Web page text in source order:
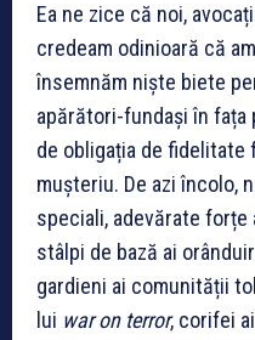
Ea ne zice că noi,
credeam odinioară că
însemnăm niște biete
apărători-fundași în
de obligația de fidelitate
mușteriu. De azi încolo,
speciali, adevărate
stâlpi de bază ai
gardieni ai comunității
lui war on terror, corifei